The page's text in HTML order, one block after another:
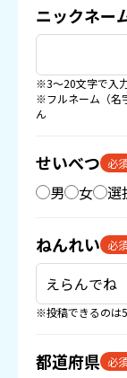
ニックネー
※3〜20文字で入
※フルネーム（名
ん
せいべつ 必
男 女 選
ねんれい 必
※投稿できるのは
都道府県 必